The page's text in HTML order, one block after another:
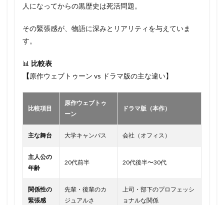
人になってからの黒歴史は死活問題。
その緊張感が、物語に深みとリアリティを与えていま
す。
📊 比較表
【原作ウェブトゥーン vs ドラマ版の主な違い】
比較項目
原作ウェブトゥ
ーン
ドラマ版（本作）
主な舞台 大学キャンパス 会社（オフィス）
主人公の
年齢
20代前半 20代後半〜30代
関係性の
緊張感
先輩・後輩のカ
ジュアルさ
上司・部下のプロフェッシ
ョナルな関係